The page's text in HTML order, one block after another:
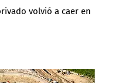
volvió a caer en